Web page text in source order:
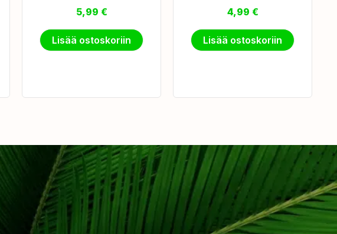
5,99 €
Lisää ostoskoriin
4,99 €
Lisää ostoskoriin